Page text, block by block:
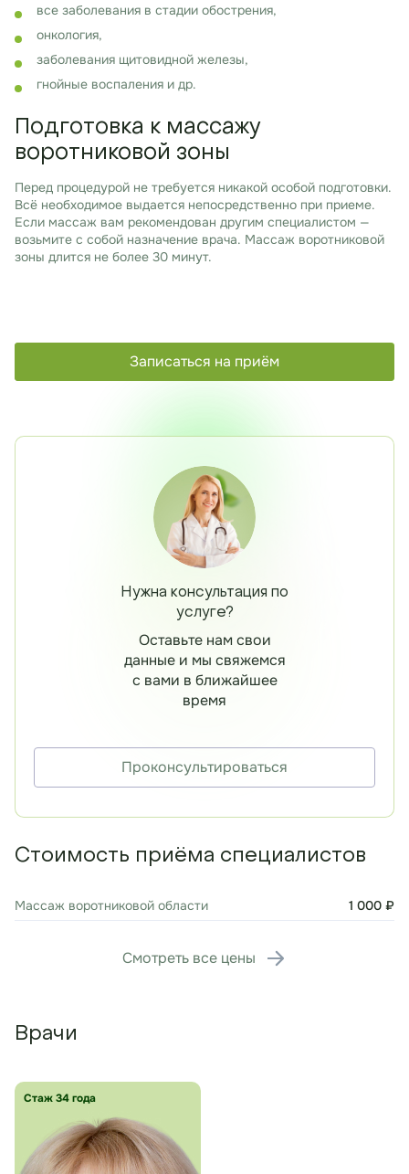
все заболевания в стадии обострения,
онкология,
заболевания щитовидной железы,
гнойные воспаления и др.
Подготовка к массажу
воротниковой зоны
Перед процедурой не требуется никакой особой подготовки.
Всё необходимое выдается непосредственно при приеме.
Если массаж вам рекомендован другим специалистом —
возьмите с собой назначение врача. Массаж воротниковой
зоны длится не более 30 минут.
Записаться на приём
Нужна консультация по
услуге?
Оставьте нам свои
данные и мы свяжемся
с вами в ближайшее
время
Проконсультироваться
Стоимость приёма специалистов
Массаж воротниковой области 1 000 ₽
Смотреть все цены
Врачи
Стаж 34 года